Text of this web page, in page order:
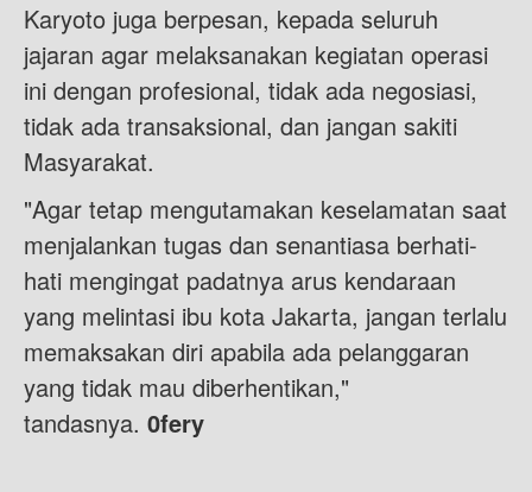
Karyoto juga berpesan, kepada seluruh
jajaran agar melaksanakan kegiatan operasi
ini dengan profesional, tidak ada negosiasi,
tidak ada transaksional, dan jangan sakiti
Masyarakat.
"Agar tetap mengutamakan keselamatan saat
menjalankan tugas dan senantiasa berhati-
hati mengingat padatnya arus kendaraan
yang melintasi ibu kota Jakarta, jangan terlalu
memaksakan diri apabila ada pelanggaran
yang tidak mau diberhentikan,"
tandasnya. 0fery